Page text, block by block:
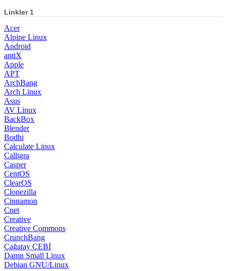
Linkler 1
Acer
Alpine Linux
Android
antiX
Apple
APT
ArchBang
Arch Linux
Asus
AV Linux
BackBox
Blender
Bodhi
Calculate Linux
Calligra
Casper
CentOS
ClearOS
Clonezilla
Cinnamon
Cnet
Creative
Creative Commons
CrunchBang
Çağatay ÇEBİ
Damn Small Linux
Debian GNU/Linux